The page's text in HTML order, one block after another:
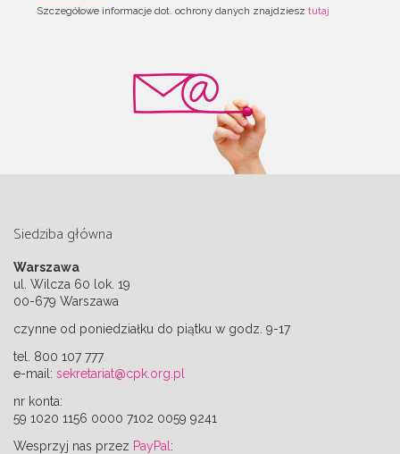
Szczegółowe informacje dot. ochrony danych znajdziesz tutaj
Siedziba główna
Warszawa
ul. Wilcza 60 lok. 19
00-679 Warszawa
czynne od poniedziałku do piątku w godz. 9-17
tel. 800 107 777
e-mail: sekretariat@cpk.org.pl
nr konta:
59 1020 1156 0000 7102 0059 9241
Wesprzyj nas przez PayPal :